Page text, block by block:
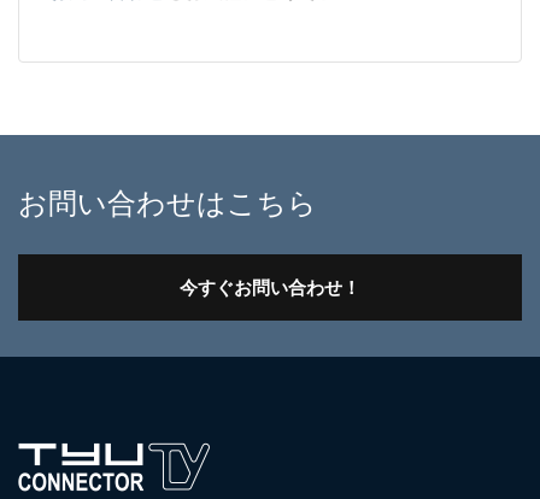
お問い合わせはこちら
今すぐお問い合わせ！